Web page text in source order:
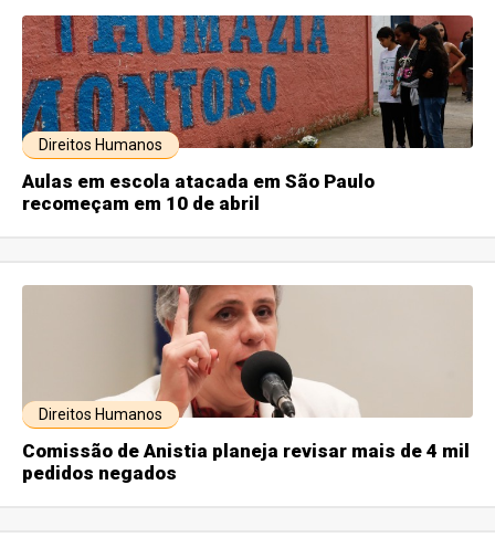
Direitos Humanos
Aulas em escola atacada em São Paulo
recomeçam em 10 de abril
Direitos Humanos
Comissão de Anistia planeja revisar mais de 4 mil
pedidos negados